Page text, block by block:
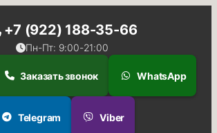
+7 (922) 188-35-66
Пн-Пт: 9:00-21:00
Заказать звонок WhatsApp
Telegram Viber